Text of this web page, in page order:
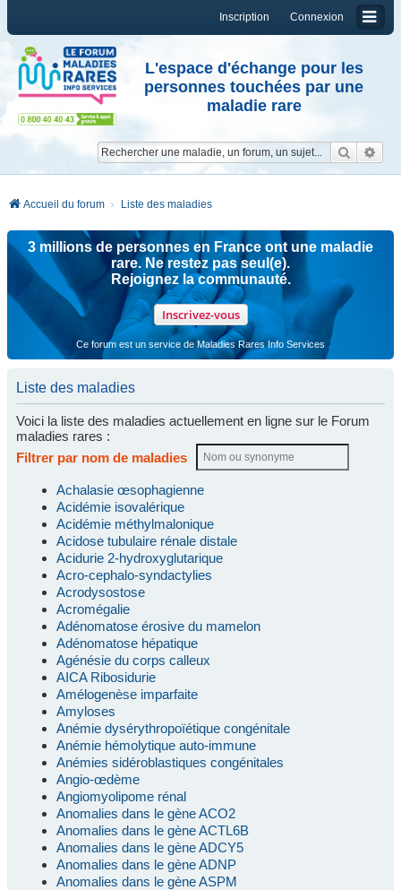
Connexion
Inscription
L'espace d'échange pour les
personnes touchées par une
maladie rare
Accueil du forum Liste des maladies
3 millions de personnes en France ont une maladie
rare. Ne restez pas seul(e).
Rejoignez la communauté.
Inscrivez-vous
Ce forum est un service de Maladies Rares Info Services
Liste des maladies
Voici la liste des maladies actuellement en ligne sur le Forum
maladies rares :
Filtrer par nom de maladies
Achalasie œsophagienne
Acidémie isovalérique
Acidémie méthylmalonique
Acidose tubulaire rénale distale
Acidurie 2-hydroxyglutarique
Acro-cephalo-syndactylies
Acrodysostose
Acromégalie
Adénomatose érosive du mamelon
Adénomatose hépatique
Agénésie du corps calleux
AICA Ribosidurie
Amélogenèse imparfaite
Amyloses
Anémie dysérythropoïétique congénitale
Anémie hémolytique auto-immune
Anémies sidéroblastiques congénitales
Angio-œdème
Angiomyolipome rénal
Anomalies dans le gène ACO2
Anomalies dans le gène ACTL6B
Anomalies dans le gène ADCY5
Anomalies dans le gène ADNP
Anomalies dans le gène ASPM